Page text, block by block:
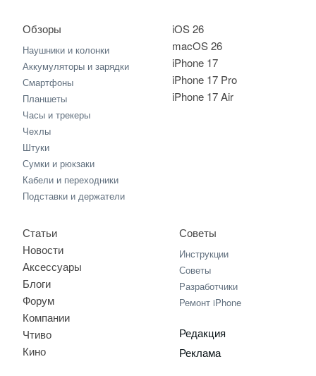
iOS 26
macOS 26
iPhone 17
iPhone 17 Pro
iPhone 17 Air
Обзоры
Наушники и колонки
Аккумуляторы и зарядки
Смартфоны
Планшеты
Часы и трекеры
Чехлы
Штуки
Сумки и рюкзаки
Кабели и переходники
Подставки и держатели
Статьи
Новости
Аксессуары
Блоги
Форум
Компании
Чтиво
Кино
Советы
Инструкции
Советы
Разработчики
Ремонт iPhone
Редакция
Реклама